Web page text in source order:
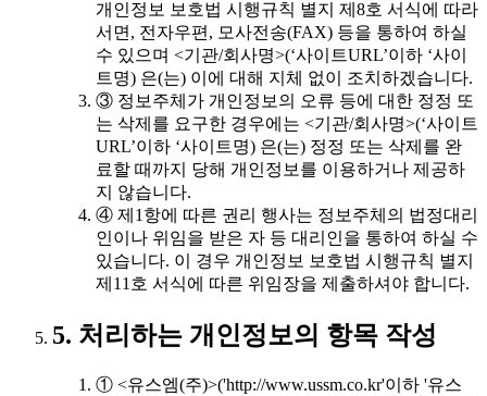
개인정보 보호법 시행규칙 별지 제8호 서식에 따라
서면, 전자우편, 모사전송(FAX) 등을 통하여 하실
수 있으며 <기관/회사명>(‘사이트URL’이하 ‘사이
트명) 은(는) 이에 대해 지체 없이 조치하겠습니다.
③ 정보주체가 개인정보의 오류 등에 대한 정정 또
는 삭제를 요구한 경우에는 <기관/회사명>(‘사이트
URL’이하 ‘사이트명) 은(는) 정정 또는 삭제를 완
료할 때까지 당해 개인정보를 이용하거나 제공하
지 않습니다.
④ 제1항에 따른 권리 행사는 정보주체의 법정대리
인이나 위임을 받은 자 등 대리인을 통하여 하실 수
있습니다. 이 경우 개인정보 보호법 시행규칙 별지
제11호 서식에 따른 위임장을 제출하셔야 합니다.
5. 처리하는 개인정보의 항목 작성
① <유스엠(주)>('http://www.ussm.co.kr'이하 '유스